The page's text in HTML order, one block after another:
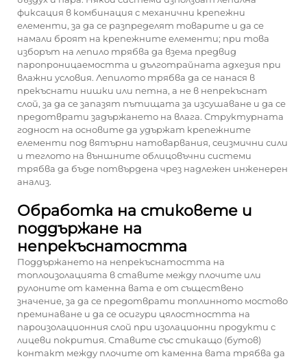
фиксация в комбинация с механични крепежни
елементи, за да се разпределят товарите и да се
намали броят на крепежните елементи; при това
изборът на лепило трябва да взема предвид
паропроницаемостта и дълготрайната адхезия при
влажни условия. Лепилото трябва да се нанася в
прекъснати нишки или петна, а не в непрекъснат
слой, за да се запазят пътищата за изсушаване и да се
предотврати задържането на влага. Структурната
годност на основите да удържат крепежните
елементи под вятърни натоварвания, сеизмични сили
и теглото на външните облицовъчни системи
трябва да бъде потвърдена чрез надлежен инженерен
анализ.
Обработка на стиковете и
поддържане на
непрекъснатостта
Поддържането на непрекъснатостта на
топлоизолацията в ставите между плочите или
рулоните от каменна вата е от съществено
значение, за да се предотврати топлинното мостово
преминаване и да се осигури цялостността на
пароизолационния слой при изолационни продукти с
лицеви покрития. Ставите със стикащо (бутов)
контакт между плочите от каменна вата трябва да